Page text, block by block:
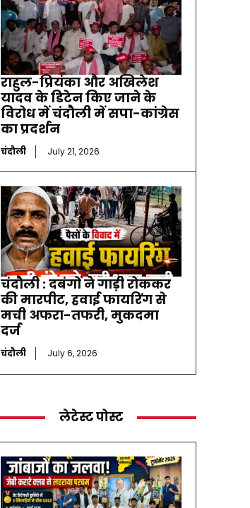
राहुल-प्रियंका और अखिलेश
यादव के डिटेन किए जाने के
विरोध में चंदौली में सपा-कांग्रेस
का प्रदर्शन
चंदौली July 21, 2026
चंदौली : दबंगों ने गाड़ी रोककर
की मारपीट, हवाई फायरिंग से
मची अफरा-तफरी, मुकदमा
दर्ज
चंदौली July 6, 2026
लेटेस्ट पोस्ट